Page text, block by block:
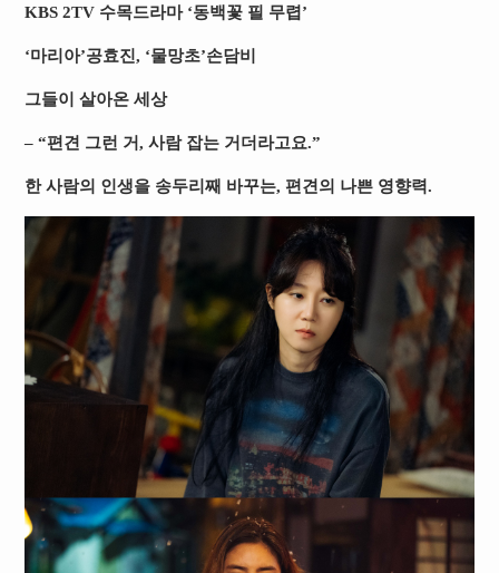
KBS 2TV 수목드라마 ‘동백꽃 필 무렵’
‘마리아’공효진, ‘물망초’손담비
그들이 살아온 세상
– “편견 그런 거, 사람 잡는 거더라고요.”
한 사람의 인생을 송두리째 바꾸는, 편견의 나쁜 영향력.